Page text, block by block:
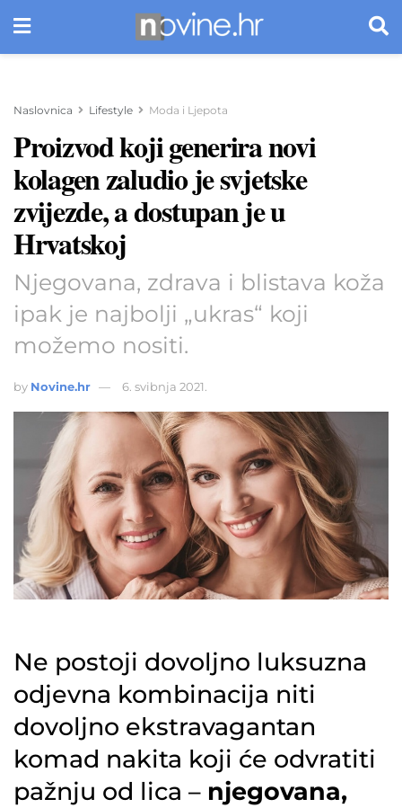
Naslovnica Lifestyle Moda i Ljepota
Proizvod koji generira novi
kolagen zaludio je svjetske
zvijezde, a dostupan je u
Hrvatskoj
Njegovana, zdrava i blistava koža
ipak je najbolji „ukras“ koji
možemo nositi.
by Novine.hr 6. svibnja 2021.
Ne postoji dovoljno luksuzna
odjevna kombinacija niti
dovoljno ekstravagantan
komad nakita koji će odvratiti
pažnju od lica – njegovana,